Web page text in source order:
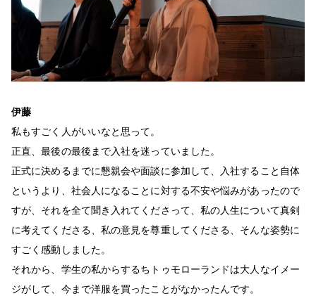
伊藤
私もすごく人がいいなと思って。
正直、最後の最後まで入社を迷っていました。
正式に決めるまでに懇親会や面談に参加して、入社すること自体
というより、社会人になることに対する不安や悩みがあったので
すが、それを全て聞き入れてくださって、私の人生について真剣
に考えてくださる、私の意見を尊重してくださる、そんな姿勢に
すごく感動しました。
それから、学生の私からするちトゥモローランドは大人なイメー
ジがして、今まで洋服を買ったことがなかったんです。